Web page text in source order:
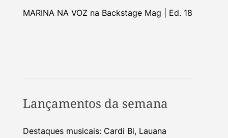
MARINA NA VOZ na Backstage Mag | Ed. 18
Lançamentos da semana
Destaques musicais: Cardi Bi, Lauana